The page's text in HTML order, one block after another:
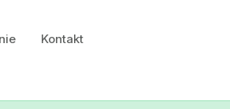
Kontakt